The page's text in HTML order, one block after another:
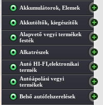
Akkumulátorok, Elemek
Akkutöltők, kiegészítők
Alapvető vegyi termékek
festék
Alkatrészek
Autó HI-FI,elektronikai
termék
Autóápolási vegyi
termékek
Belső autófelszerelések